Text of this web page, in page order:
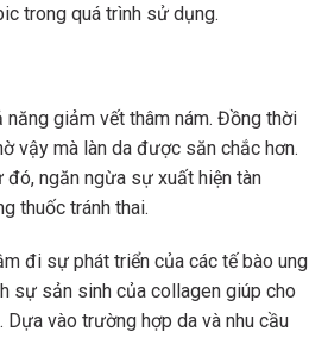
trong quá trình sử dụng.
giảm vết thâm nám. Đồng thời
vậy mà làn da được săn chắc hơn.
ngăn ngừa sự xuất hiện tàn
thuốc tránh thai.
đi sự phát triển của các tế bào ung
sự sản sinh của collagen giúp cho
vào trường hợp da và nhu cầu